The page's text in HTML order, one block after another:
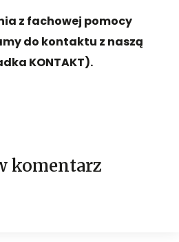
z fachowej pomocy
do kontaktu z naszą
KONTAKT).
komentarz